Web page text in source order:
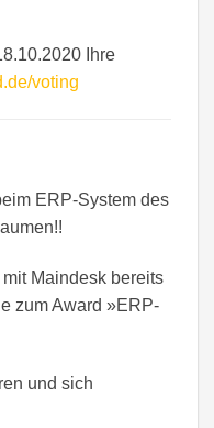
Ihre
voting
ERP-System des
Maindesk bereits
zum Award »ERP-
und sich